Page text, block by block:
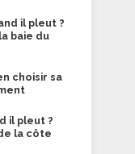
il pleut ?
baie du
choisir sa
il pleut ?
la côte